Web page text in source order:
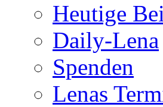
Heutige
Daily-Lena
Spenden
Lenas